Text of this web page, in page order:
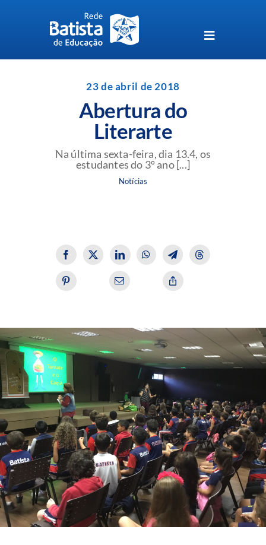
Toggle
Navigation
Perguntas Frequentes
23 de abril de 2018
Abertura do
Literarte
Na última sexta-feira, dia 13.4, os
estudantes do 3º ano [...]
Notícias